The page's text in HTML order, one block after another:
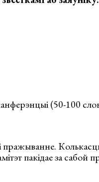
(50-100
пражыванне.
пакідае за сабой